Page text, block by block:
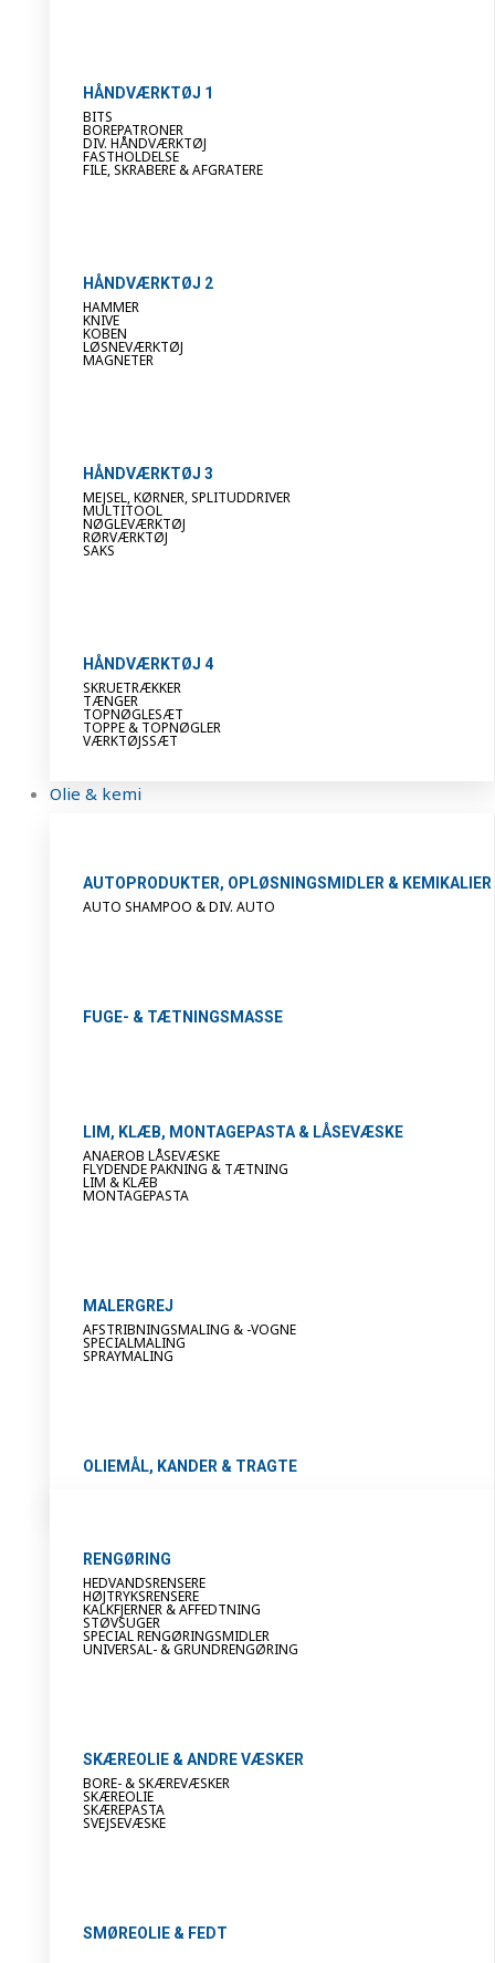
HÅNDVÆRKTØJ 1
BITS
BOREPATRONER
DIV. HÅNDVÆRKTØJ
FASTHOLDELSE
FILE, SKRABERE & AFGRATERE
HÅNDVÆRKTØJ 2
HAMMER
KNIVE
KOBEN
LØSNEVÆRKTØJ
MAGNETER
HÅNDVÆRKTØJ 3
MEJSEL, KØRNER, SPLITUDDRIVER
MULTITOOL
NØGLEVÆRKTØJ
RØRVÆRKTØJ
SAKS
HÅNDVÆRKTØJ 4
SKRUETRÆKKER
TÆNGER
TOPNØGLESÆT
TOPPE & TOPNØGLER
VÆRKTØJSSÆT
Olie & kemi
AUTOPRODUKTER, OPLØSNINGSMIDLER & KEMIKALIER
AUTO SHAMPOO & DIV. AUTO
FUGE- & TÆTNINGSMASSE
LIM, KLÆB, MONTAGEPASTA & LÅSEVÆSKE
ANAEROB LÅSEVÆSKE
FLYDENDE PAKNING & TÆTNING
LIM & KLÆB
MONTAGEPASTA
MALERGREJ
AFSTRIBNINGSMALING & -VOGNE
SPECIALMALING
SPRAYMALING
OLIEMÅL, KANDER & TRAGTE
RENGØRING
HEDVANDSRENSERE
HØJTRYKSRENSERE
KALKFJERNER & AFFEDTNING
STØVSUGER
SPECIAL RENGØRINGSMIDLER
UNIVERSAL- & GRUNDRENGØRING
SKÆREOLIE & ANDRE VÆSKER
BORE- & SKÆREVÆSKER
SKÆREOLIE
SKÆREPASTA
SVEJSEVÆSKE
SMØREOLIE & FEDT